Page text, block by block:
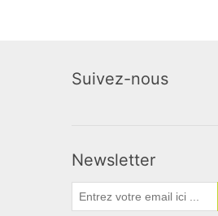
Suivez-nous
Newsletter